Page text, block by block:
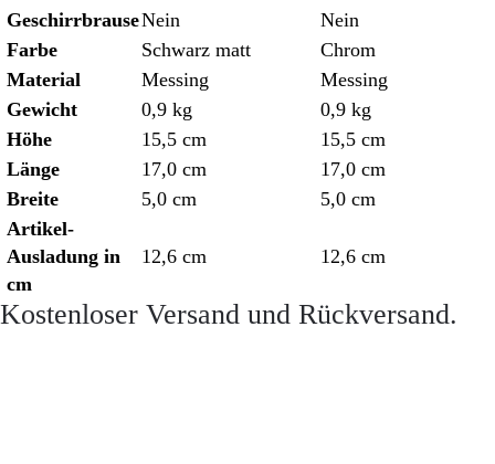
GeschirrbrauseNein
Nein
Farbe
Schwarz matt
Chrom
Material
Messing
Messing
Gewicht
0,9 kg
0,9 kg
Höhe
15,5 cm
15,5 cm
Länge
17,0 cm
17,0 cm
Breite
5,0 cm
5,0 cm
Artikel-
Ausladung in
cm
12,6 cm 12,6 cm
Kostenloser Versand und Rückversand.